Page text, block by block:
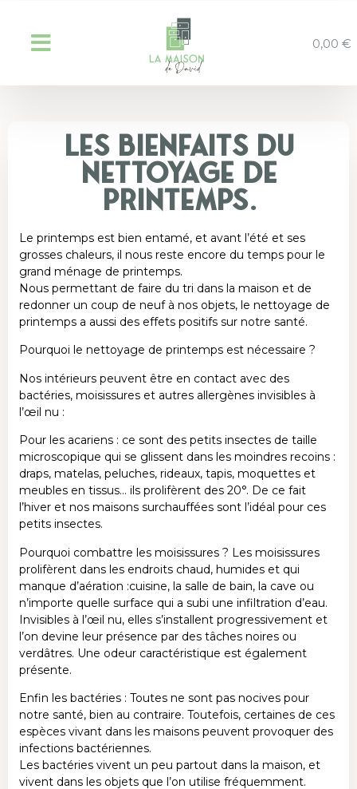
0,00€
Les bienfaits du
nettoyage de
printemps.
Le printemps est bien entamé, et avant l’été et ses
grosses chaleurs, il nous reste encore du temps pour le
grand ménage de printemps.
Nous permettant de faire du tri dans la maison et de
redonner un coup de neuf à nos objets, le nettoyage de
printemps a aussi des effets positifs sur notre santé.
Pourquoi le nettoyage de printemps est nécessaire ?
Nos intérieurs peuvent être en contact avec des
bactéries, moisissures et autres allergènes invisibles à
l’œil nu :
Pour les acariens : ce sont des petits insectes de taille
microscopique qui se glissent dans les moindres recoins :
draps, matelas, peluches, rideaux, tapis, moquettes et
meubles en tissus… ils prolifèrent des 20°. De ce fait
l’hiver et nos maisons surchauffées sont l’idéal pour ces
petits insectes.
Pourquoi combattre les moisissures ? Les moisissures
prolifèrent dans les endroits chaud, humides et qui
manque d’aération :cuisine, la salle de bain, la cave ou
n’importe quelle surface qui a subi une infiltration d’eau.
Invisibles à l’œil nu, elles s’installent progressivement et
l’on devine leur présence par des tâches noires ou
verdâtres. Une odeur caractéristique est également
présente.
Enfin les bactéries : Toutes ne sont pas nocives pour
notre santé, bien au contraire. Toutefois, certaines de ces
espèces vivant dans les maisons peuvent provoquer des
infections bactériennes.
Les bactéries vivent un peu partout dans la maison, et
vivent dans les objets que l’on utilise fréquemment.